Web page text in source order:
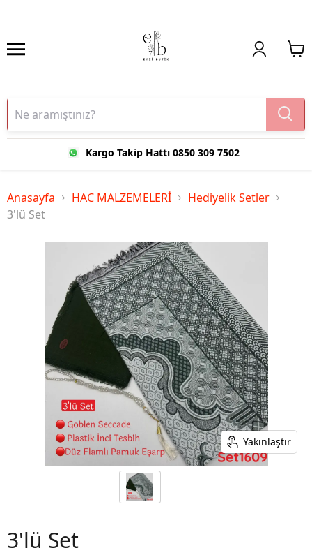
Kargo Takip Hattı 0850 309 7502
Anasayfa HAC MALZEMELERİ
Hediyelik Setler
3'lü Set
Yakınlaştır
3'lü Set